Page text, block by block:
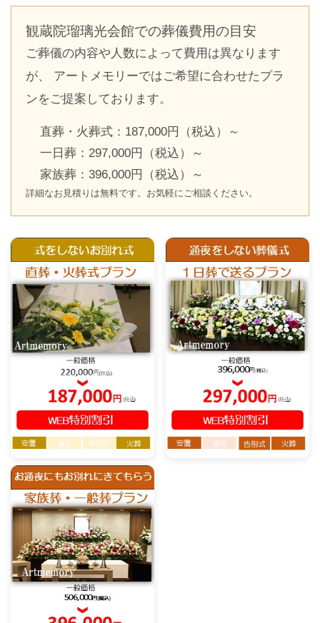
観蔵院瑠璃光会館での葬儀費用の目安
ご葬儀の内容や人数によって費用は異なります
が、 アートメモリーではご希望に合わせたプラ
ンをご提案しております。
直葬・火葬式：187,000円（税込）～
一日葬：297,000円（税込）～
家族葬：396,000円（税込）～
詳細なお見積りは無料です。お気軽にご相談ください。